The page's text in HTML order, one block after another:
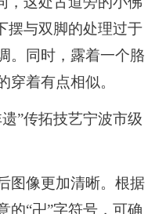
摆与双脚的处理过于
。同时，露着一个胳
穿着有点相似。
”传拓技艺宁波市级
像更加清晰。根据
的“卍”字符号，可确